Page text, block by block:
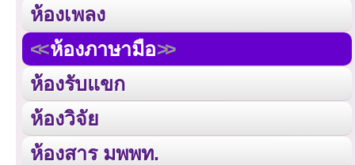
ห้องเพลง
ห้องภาษามือ
ห้องรับแขก
ห้องวิจัย
ห้องสาร มพพท.